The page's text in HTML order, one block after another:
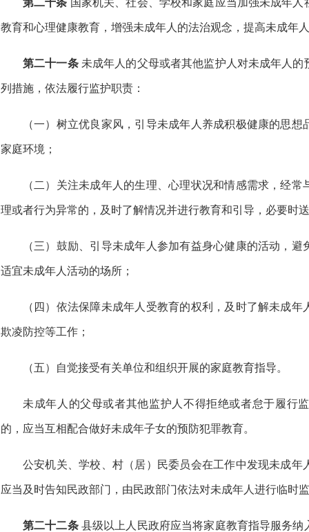
第二十条 国家机关、社会、学校和家庭应当加强未成年
教育和心理健康教育，增强未成年人的法治观念，提高未成年
第二十一条未成年人的父母或者其他监护人对未成年人
列措施，依法履行监护职责：
（一）树立优良家风，引导未成年人养成积极健康的思
家庭环境；
（二）关注未成年人的生理、心理状况和情感需求，经
理或者行为异常的，及时了解情况并进行教育和引导，必要时
（三）鼓励、引导未成年人参加有益身心健康的活动，
适宜未成年人活动的场所；
（四）依法保障未成年人受教育的权利，及时了解未成
欺凌防控等工作；
（五）自觉接受有关单位和组织开展的家庭教育指导。
未成年人的父母或者其他监护人不得拒绝或者怠于履行
的，应当互相配合做好未成年子女的预防犯罪教育。
公安机关、学校、村（居）民委员会在工作中发现未成
应当及时告知民政部门，由民政部门依法对未成年人进行临时
第二十二条县级以上人民政府应当将家庭教育指导服务